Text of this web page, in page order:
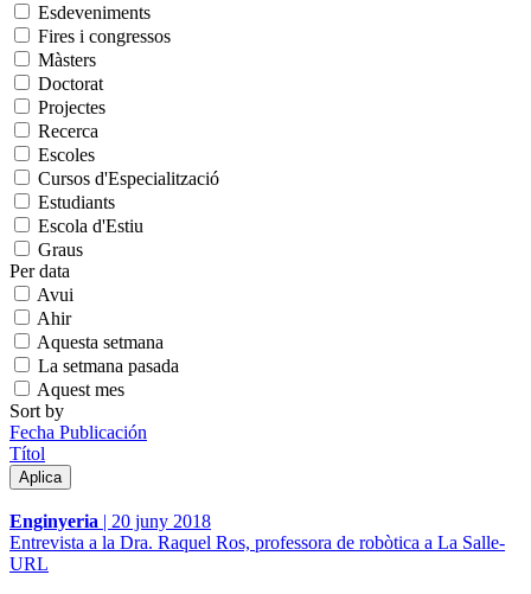
Esdeveniments
Fires i congressos
Màsters
Doctorat
Projectes
Recerca
Escoles
Cursos d'Especialització
Estudiants
Escola d'Estiu
Graus
Per data
Avui
Ahir
Aquesta setmana
La setmana pasada
Aquest mes
Sort by
Fecha Publicación
Títol
Enginyeria | 20 juny 2018
Entrevista a la Dra. Raquel Ros, professora de robòtica a La Salle-
URL